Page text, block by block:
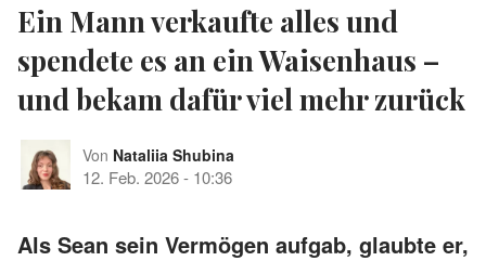
Ein Mann verkaufte alles und
spendete es an ein Waisenhaus –
und bekam dafür viel mehr zurück
Von Nataliia Shubina
12. Feb. 2026- 10:36
Als Sean sein Vermögen aufgab, glaubte er,